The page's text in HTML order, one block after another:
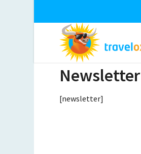
Newsletter
[newsletter]